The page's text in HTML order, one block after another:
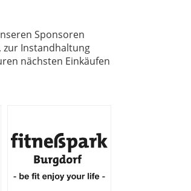
Sponsoren
zur Instandhaltung
nächsten Einkäufen